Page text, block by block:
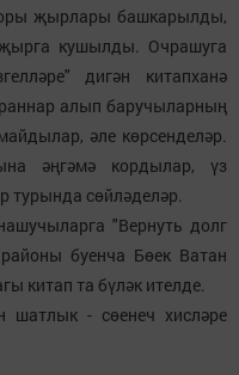
җырлары башкарылды,
кушылды. Очрашуга
дигән китапханә
алып баручыларның
әле көрсенделәр.
әңгәмә кордылар, үз
турында сөйләделәр.
"Вернуть долг
буенча Бөек Ватан
китап та бүләк ителде.
шатлык - сөенеч хисләре